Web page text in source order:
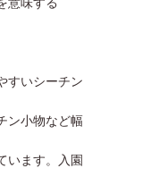
すいシーチン
ン小物など幅
います。入園